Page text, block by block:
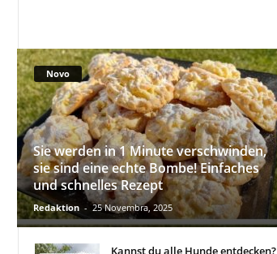
Novo
Sie werden in 1 Minute verschwinden,
sie sind eine echte Bombe! Einfaches
und schnelles Rezept
Redaktion - 25 Novembra, 2025
Kannst du alle Hunde entdecken?